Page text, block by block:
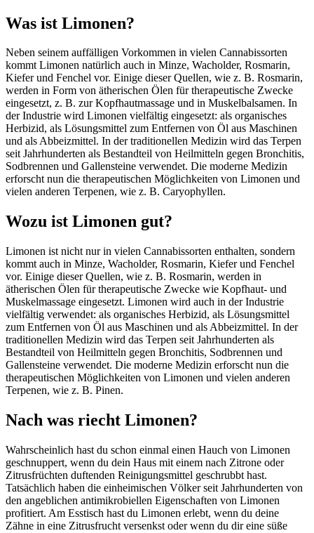
Was ist Limonen?
Neben seinem auffälligen Vorkommen in vielen Cannabissorten
kommt Limonen natürlich auch in Minze, Wacholder, Rosmarin,
Kiefer und Fenchel vor. Einige dieser Quellen, wie z. B. Rosmarin,
werden in Form von ätherischen Ölen für therapeutische Zwecke
eingesetzt, z. B. zur Kopfhautmassage und in Muskelbalsamen. In
der Industrie wird Limonen vielfältig eingesetzt: als organisches
Herbizid, als Lösungsmittel zum Entfernen von Öl aus Maschinen
und als Abbeizmittel. In der traditionellen Medizin wird das Terpen
seit Jahrhunderten als Bestandteil von Heilmitteln gegen Bronchitis,
Sodbrennen und Gallensteine verwendet. Die moderne Medizin
erforscht nun die therapeutischen Möglichkeiten von Limonen und
vielen anderen Terpenen, wie z. B. Caryophyllen.
Wozu ist Limonen gut?
Limonen ist nicht nur in vielen Cannabissorten enthalten, sondern
kommt auch in Minze, Wacholder, Rosmarin, Kiefer und Fenchel
vor. Einige dieser Quellen, wie z. B. Rosmarin, werden in
ätherischen Ölen für therapeutische Zwecke wie Kopfhaut- und
Muskelmassage eingesetzt. Limonen wird auch in der Industrie
vielfältig verwendet: als organisches Herbizid, als Lösungsmittel
zum Entfernen von Öl aus Maschinen und als Abbeizmittel. In der
traditionellen Medizin wird das Terpen seit Jahrhunderten als
Bestandteil von Heilmitteln gegen Bronchitis, Sodbrennen und
Gallensteine verwendet. Die moderne Medizin erforscht nun die
therapeutischen Möglichkeiten von Limonen und vielen anderen
Terpenen, wie z. B. Pinen.
Nach was riecht Limonen?
Wahrscheinlich hast du schon einmal einen Hauch von Limonen
geschnuppert, wenn du dein Haus mit einem nach Zitrone oder
Zitrusfrüchten duftenden Reinigungsmittel geschrubbt hast.
Tatsächlich haben die einheimischen Völker seit Jahrhunderten von
den angeblichen antimikrobiellen Eigenschaften von Limonen
profitiert. Am Esstisch hast du Limonen erlebt, wenn du deine
Zähne in eine Zitrusfrucht versenkst oder wenn du dir eine süße